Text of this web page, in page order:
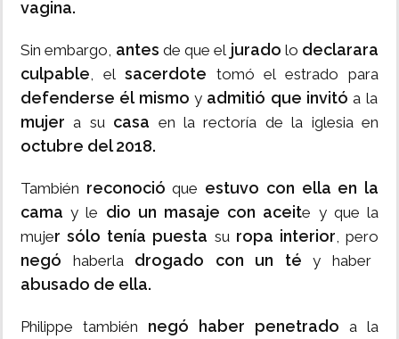
vagina.
Sin embargo, antes de que el jurado lo declarara
culpable, el sacerdote tomó el estrado para
defenderse él mismo y admitió que invitó a la
mujer a su casa en la rectoría de la iglesia en
octubre del 2018.
También reconocióque estuvo con ella en la
camay le dio un masaje con aceite y que la
mujer sólo tenía puesta su ropa interior, pero
negó haberla drogado con un té y haber
abusado de ella.
Philippe también negó haber penetrado a la